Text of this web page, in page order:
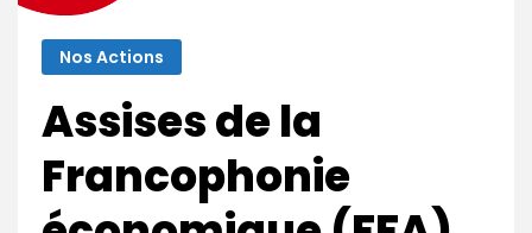
Nos Actions
Assises de la
Francophonie